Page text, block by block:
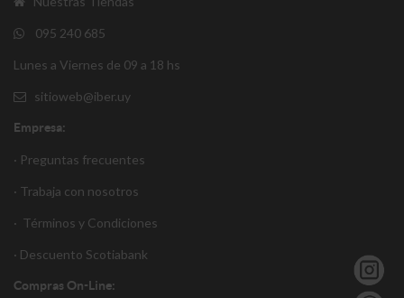
095 240 685
Lunes a Viernes de 09 a 18 hs
sitioweb@iber.uy
Empresa:
· Preguntas frecuentes
· Trabaja con nosotros
· Términos y Condiciones
· Descuento Scotiabank
Compras On-Line: